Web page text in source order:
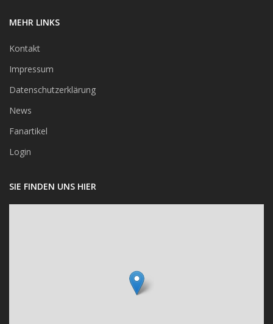
MEHR LINKS
Kontakt
Impressum
Datenschutzerklärung
News
Fanartikel
Login
SIE FINDEN UNS HIER